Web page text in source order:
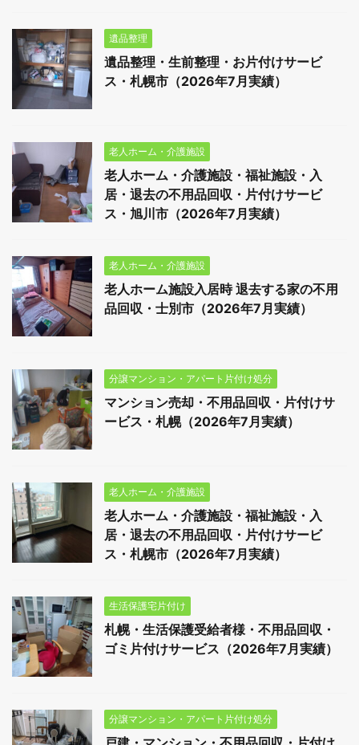
遺品整理
遺品整理・生前整理・お片付けサービ
ス・札幌市（2026年7月実績）
老人ホーム・介護施設
老人ホーム・介護施設・福祉施設・入
居・退去の不用品回収・片付けサービ
ス・旭川市（2026年7月実績）
老人ホーム・介護施設
老人ホーム施設入居時 退去する家の不用
品回収・士別市（2026年7月実績）
分譲マンション・アパート片付け処分
マンション売却・不用品回収・片付けサ
ービス・札幌（2026年7月実績）
老人ホーム・介護施設
老人ホーム・介護施設・福祉施設・入
居・退去の不用品回収・片付けサービ
ス・札幌市（2026年7月実績）
生活保護宅片付け
札幌・生活保護受給者様・不用品回収・
ゴミ片付けサービス（2026年7月実績）
分譲マンション・アパート片付け処分